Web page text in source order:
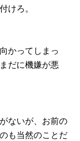
けろ。
かってしまっ
だに機嫌が悪
ないが、お前の
のも当然のことだ